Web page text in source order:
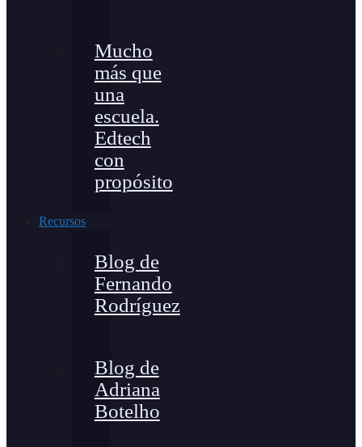
Mucho
más que
una
escuela.
Edtech
con
propósito
Recursos
Blog de
Fernando
Rodríguez
Blog de
Adriana
Botelho